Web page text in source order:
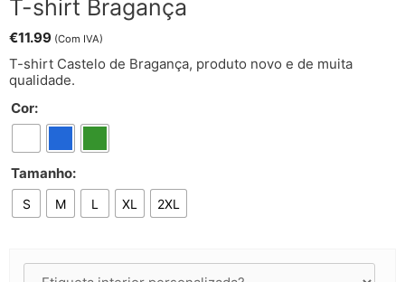
T-shirt Bragança
€11.99 (Com IVA)
T-shirt Castelo de Bragança, produto novo e de muita
qualidade.
Cor:
Tamanho:
S M L XL 2XL